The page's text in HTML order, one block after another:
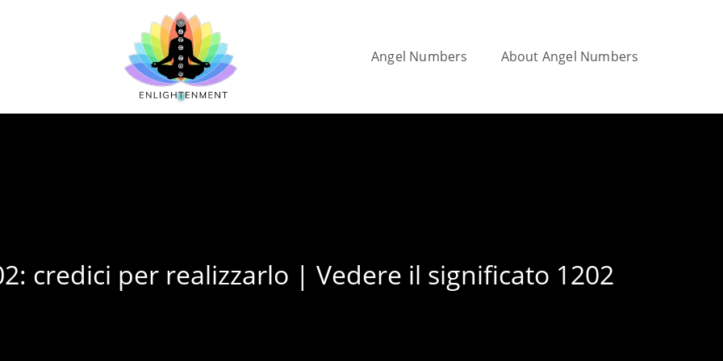
Angel Numbers About Angel Numbers
credici per realizzarlo | Vedere il significato 1202